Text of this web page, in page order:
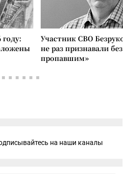
Участник СВО
не раз признавали
пропавшим»
на наши каналы